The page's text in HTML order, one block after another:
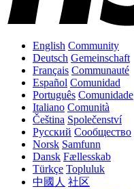
English Community
Deutsch Gemeinschaft
Français Communauté
Español Comunidad
Português Comunidade
Italiano Comunità
Čeština Společenství
Русский Сообщество
Norsk Samfunn
Dansk Fællesskab
Türkçe Topluluk
中國人 社区